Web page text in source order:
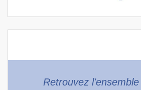
Retrouvez